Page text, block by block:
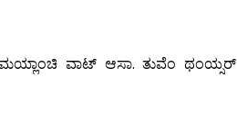
ವಾಟ್ ಆಸಾ. ತುವೆಂ ಥಂಯ್ಸರ್